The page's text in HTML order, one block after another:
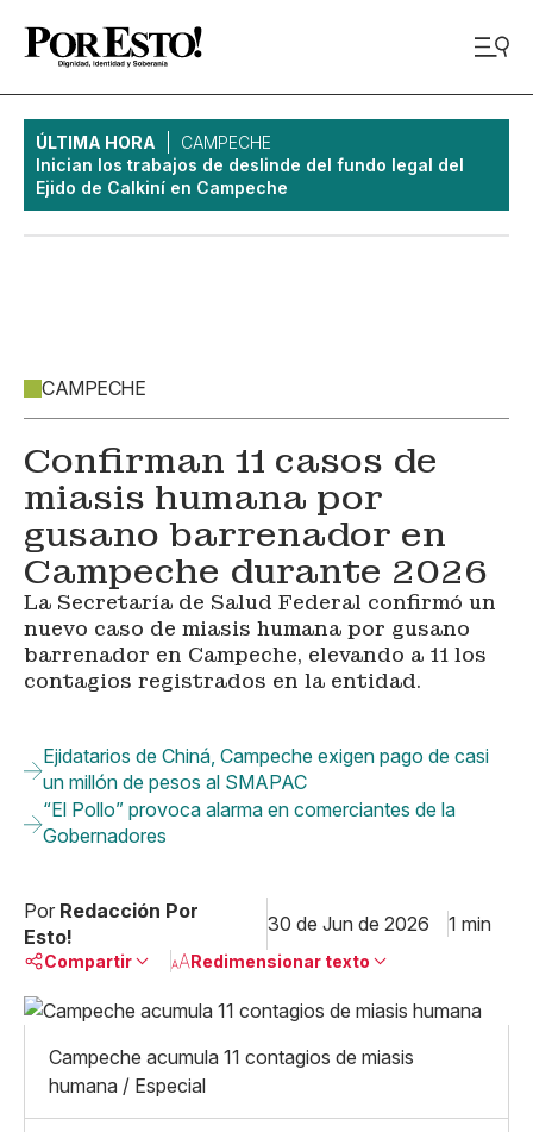
ÚLTIMA HORA
CAMPECHE
Inician los trabajos de deslinde del fundo legal del
Ejido de Calkiní en Campeche
CAMPECHE
Confirman 11 casos de
miasis humana por
gusano barrenador en
Campeche durante 2026
La Secretaría de Salud Federal confirmó un
nuevo caso de miasis humana por gusano
barrenador en Campeche, elevando a 11 los
contagios registrados en la entidad.
Ejidatarios de Chiná, Campeche exigen pago de casi
un millón de pesos al SMAPAC
“El Pollo” provoca alarma en comerciantes de la
Gobernadores
Por Redacción Por
Esto!
30 de Jun de 2026 1 min
Compartir
Facebook
X
Copiar enlace
Redimensionar texto
Mediano
Campeche acumula 11 contagios de miasis
humana / Especial